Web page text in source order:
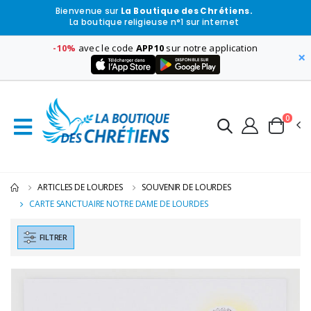
Bienvenue sur La Boutique des Chrétiens.
La boutique religieuse n°1 sur internet
-10% avec le code APP10 sur notre application
×
0
ARTICLES DE LOURDES
SOUVENIR DE LOURDES
CARTE SANCTUAIRE NOTRE DAME DE LOURDES
FILTRER